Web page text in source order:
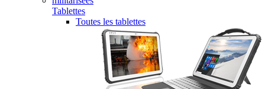
Tablettes
Toutes les tablettes